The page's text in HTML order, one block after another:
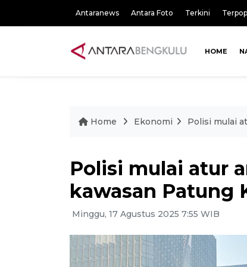
Antaranews Antara Foto Terkini
HOME
Home Ekonomi Polisi mulai
Polisi mulai atur
kawasan Patung
Minggu, 17 Agustus 2025 7:55 WIB